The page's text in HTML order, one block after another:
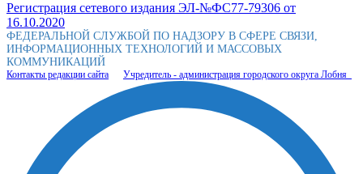
Регистрация сетевого издания ЭЛ-№ФС77-79306 от
16.10.2020
ФЕДЕРАЛЬНОЙ СЛУЖБОЙ ПО НАДЗОРУ В СФЕРЕ СВЯЗИ,
ИНФОРМАЦИОННЫХ ТЕХНОЛОГИЙ И МАССОВЫХ
КОММУНИКАЦИЙ
Контакты редакции сайта Учредитель - администрация городского округа Лобня